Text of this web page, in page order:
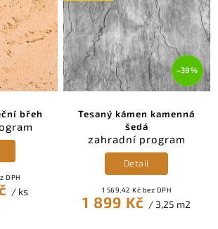
břeh
DPH
/ ks
–39 %
Tesaný kámen kamenná
šedá
zahradní program
1 569,42 Kč bez DPH
1 899 Kč / 3,25 m2
Detail